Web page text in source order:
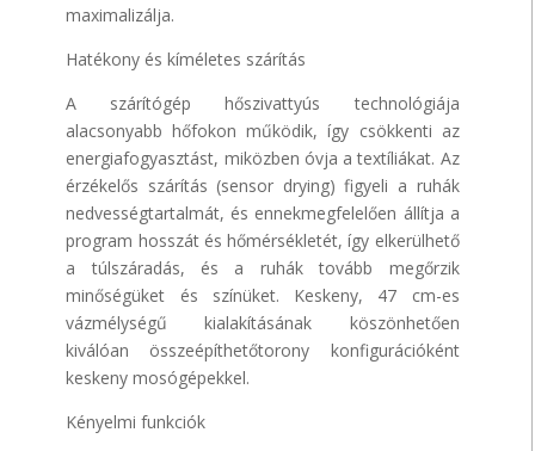
maximalizálja.
Hatékony és kíméletes szárítás
A szárítógép hőszivattyús technológiája
alacsonyabb hőfokon működik, így csökkenti az
energiafogyasztást, miközben óvja a textíliákat. Az
érzékelős szárítás (sensor drying) figyeli a ruhák
nedvességtartalmát, és ennekmegfelelően állítja a
program hosszát és hőmérsékletét, így elkerülhető
a túlszáradás, és a ruhák tovább megőrzik
minőségüket és színüket. Keskeny, 47 cm-es
vázmélységű kialakításának köszönhetően
kiválóan összeépíthetőtorony konfigurációként
keskeny mosógépekkel.
Kényelmi funkciók